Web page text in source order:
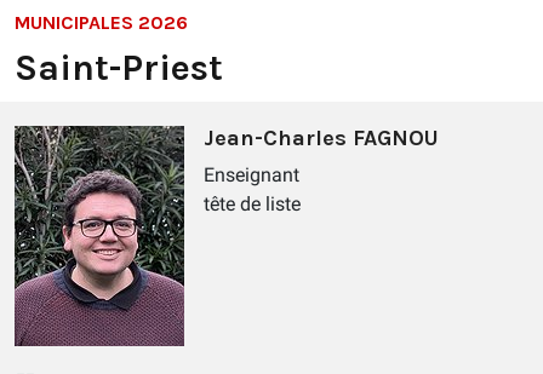
MUNICIPALES 2026
Saint-Priest
Jean-Charles FAGNOU
Enseignant
tête de liste